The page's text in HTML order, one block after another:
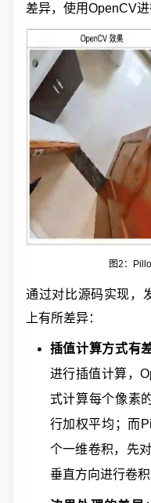
差异，使用OpenCV
图2：
通过对比源码实现，
上有所差异：
插值计算方式有
进行插值计算，
式计算每个像素
行加权平均；而
个一维卷积，先
垂直方向进行卷积